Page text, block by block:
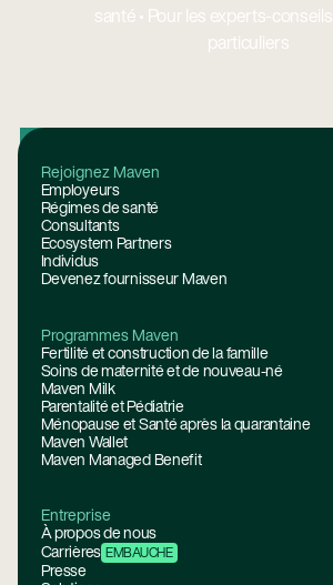
santé • Pour les experts-conseils
particuliers
Pied de page
Rejoignez Maven
Employeurs
Régimes de santé
Consultants
Ecosystem Partners
Individus
Devenez fournisseur Maven
Programmes Maven
Fertilité et construction de la famille
Soins de maternité et de nouveau-né
Maven Milk
Parentalité et Pédiatrie
Ménopause et Santé après la quarantaine
Maven Wallet
Maven Managed Benefit
Entreprise
À propos de nous
Carrières EMBAUCHE
Presse